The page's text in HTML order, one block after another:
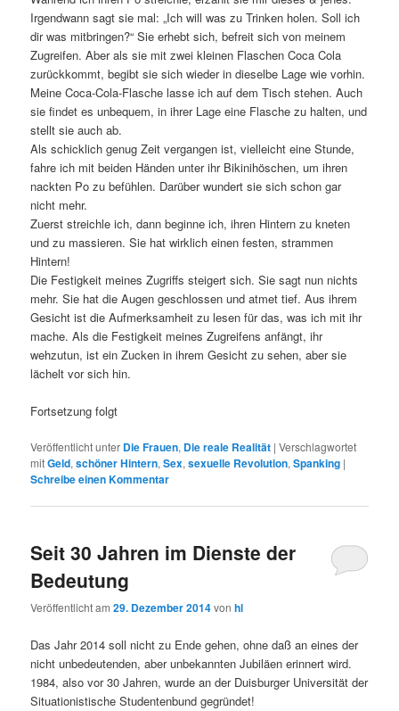
Irgendwann sagt sie mal: „Ich will was zu Trinken holen. Soll ich
dir was mitbringen?“ Sie erhebt sich, befreit sich von meinem
Zugreifen. Aber als sie mit zwei kleinen Flaschen Coca Cola
zurückkommt, begibt sie sich wieder in dieselbe Lage wie vorhin.
Meine Coca-Cola-Flasche lasse ich auf dem Tisch stehen. Auch
sie findet es unbequem, in ihrer Lage eine Flasche zu halten, und
stellt sie auch ab.
Als schicklich genug Zeit vergangen ist, vielleicht eine Stunde,
fahre ich mit beiden Händen unter ihr Bikinihöschen, um ihren
nackten Po zu befühlen. Darüber wundert sie sich schon gar
nicht mehr.
Zuerst streichle ich, dann beginne ich, ihren Hintern zu kneten
und zu massieren. Sie hat wirklich einen festen, strammen
Hintern!
Die Festigkeit meines Zugriffs steigert sich. Sie sagt nun nichts
mehr. Sie hat die Augen geschlossen und atmet tief. Aus ihrem
Gesicht ist die Aufmerksamheit zu lesen für das, was ich mit ihr
mache. Als die Festigkeit meines Zugreifens anfängt, ihr
wehzutun, ist ein Zucken in ihrem Gesicht zu sehen, aber sie
lächelt vor sich hin.
Fortsetzung folgt
Veröffentlicht unter Die Frauen, Die reale Realität |Verschlagwortet
mitGeld,schöner Hintern,Sex,sexuelle Revolution,Spanking |
Schreibe einen Kommentar
Seit 30 Jahren im Dienste der
Bedeutung
Veröffentlicht am29. Dezember 2014vonhl
Das Jahr 2014 soll nicht zu Ende gehen, ohne daß an eines der
nicht unbedeutenden, aber unbekannten Jubiläen erinnert wird.
1984, also vor 30 Jahren, wurde an der Duisburger Universität der
Situationistische Studentenbund gegründet!